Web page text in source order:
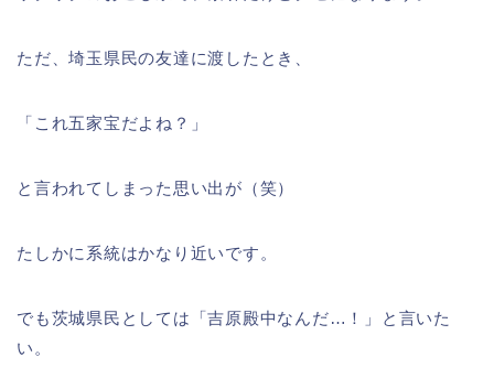
ただ、埼玉県民の友達に渡したとき、
「これ五家宝だよね？」
と言われてしまった思い出が（笑）
たしかに系統はかなり近いです。
でも茨城県民としては「吉原殿中なんだ…！」と言いた
い。